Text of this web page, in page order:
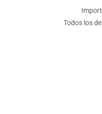
Todos los